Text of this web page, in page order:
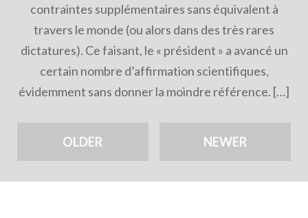
contraintes supplémentaires sans équivalent à
travers le monde (ou alors dans des très rares
dictatures). Ce faisant, le « président » a avancé un
certain nombre d’affirmation scientifiques,
évidemment sans donner la moindre référence. […]
OLDER NEWER